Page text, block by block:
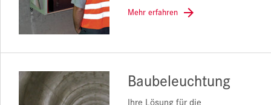
Mehr erfahren
Baubeleuchtung
Ihre Lösung für die